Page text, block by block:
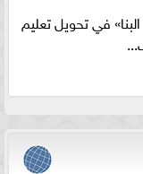
في تحويل تعليم